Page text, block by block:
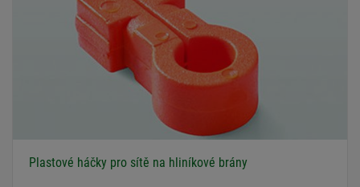
Plastové háčky pro sítě na hliníkové brány